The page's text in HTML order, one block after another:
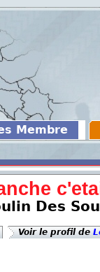
Membre
Des
Voir le profil de